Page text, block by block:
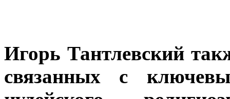
Игорь Тантлевский
связанных с